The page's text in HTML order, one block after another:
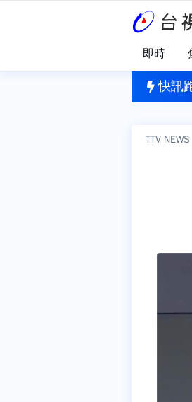
即時
快訊
兒科醫師提醒：孩子肥胖問題
TTV NEWS